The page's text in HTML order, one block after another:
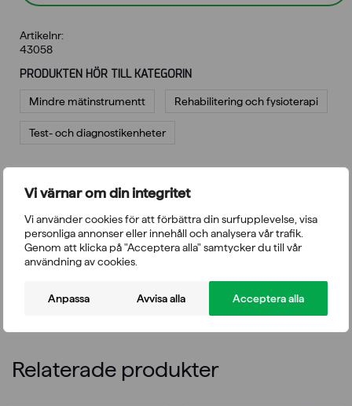
Vi värnar om din integritet
Vi använder cookies för att förbättra din surfupplevelse, visa
personliga annonser eller innehåll och analysera vår trafik.
Genom att klicka på "Acceptera alla" samtycker du till vår
användning av cookies.
Anpassa Avvisa alla Acceptera alla
Artikelnr:
43058
PRODUKTEN HÖR TILL KATEGORIN
Mindre mätinstrumentt Rehabilitering och fysioterapi
Test- och diagnostikenheter
BESKRIVNING
TEKNISKA UPPGIFTER
RECENSIONER
FRÅGOR
Vinkelmätare/goniometer för mätning av ledernas
Relaterade produkter